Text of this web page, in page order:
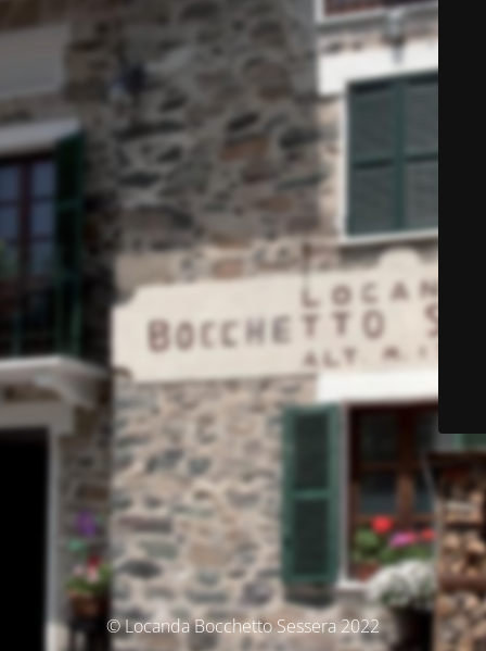
© Locanda Bocchetto Sessera 2022